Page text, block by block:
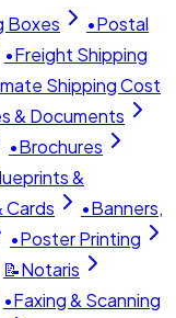
Boxes •Postal
•Freight Shipping
Shipping Cost
& Documents
•Brochures
&
Cards •Banners,
•Poster Printing
📝Notaris
•Faxing & Scanning